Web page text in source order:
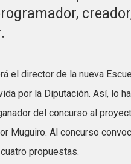
el director de la nueva
por la Diputación. Así, lo
del concurso al
Muguiro. Al concurso
propuestas.